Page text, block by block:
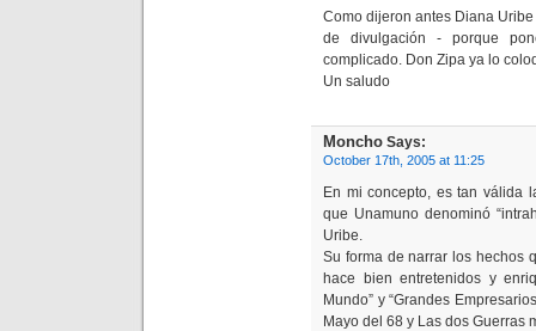
Como dijeron antes Diana
de divulgación - porque
complicado. Don Zipa ya lo
Un saludo
Moncho Says:
October 17th, 2005 at 11:25
En mi concepto, es tan válida
que Unamuno denominó
Uribe.
Su forma de narrar los hechos
hace bien entretenidos y
Mundo” y “Grandes
Mayo del 68 y Las dos Guerras